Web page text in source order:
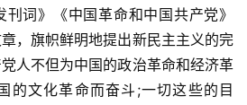
词》《中国革命和中国共产党》
，旗帜鲜明地提出新民主主义的完
人不但为中国的政治革命和经济革
的文化革命而奋斗;一切这些的目